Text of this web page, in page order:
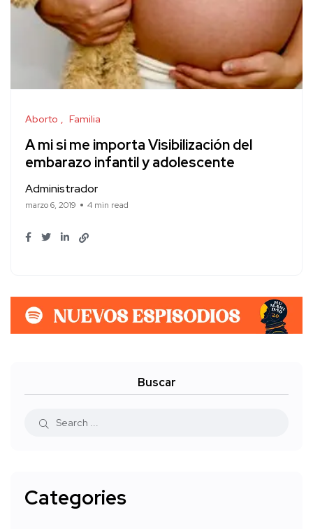
Aborto Familia
A mi si me importa Visibilización del
embarazo infantil y adolescente
Administrador
marzo 6, 2019 4 min read
Buscar
Categories